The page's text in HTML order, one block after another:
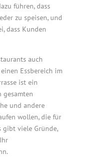
führen, dass
zu speisen, und
dass Kunden
auch
Essbereich im
ist ein
und andere
wollen, die für
gibt viele Gründe,